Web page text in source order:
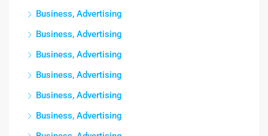
Business, Advertising
Business, Advertising
Business, Advertising
Business, Advertising
Business, Advertising
Business, Advertising